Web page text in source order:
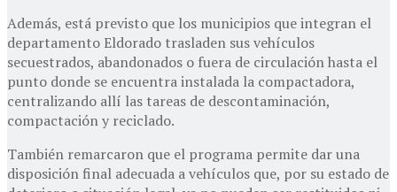
Además, está previsto que los municipios que integran el
departamento Eldorado trasladen sus vehículos
secuestrados, abandonados o fuera de circulación hasta el
punto donde se encuentra instalada la compactadora,
centralizando allí las tareas de descontaminación,
compactación y reciclado.
También remarcaron que el programa permite dar una
disposición final adecuada a vehículos que, por su estado de